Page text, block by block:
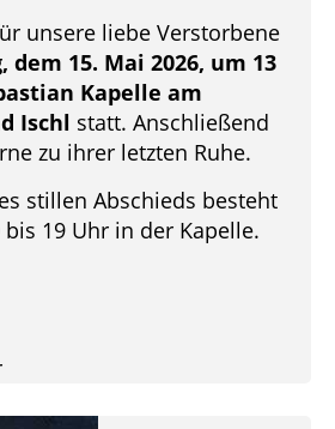
unsere liebe Verstorbene
dem 15. Mai 2026, um 13
Kapelle am
Ischl statt. Anschließend
zu ihrer letzten Ruhe.
stillen Abschieds besteht
19 Uhr in der Kapelle.